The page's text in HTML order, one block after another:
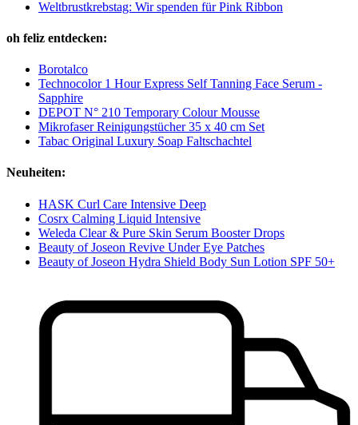
Weltbrustkrebstag: Wir spenden für Pink Ribbon
oh feliz entdecken:
Borotalco
Technocolor 1 Hour Express Self Tanning Face Serum -
Sapphire
DEPOT N° 210 Temporary Colour Mousse
Mikrofaser Reinigungstücher 35 x 40 cm Set
Tabac Original Luxury Soap Faltschachtel
Neuheiten:
HASK Curl Care Intensive Deep
Cosrx Calming Liquid Intensive
Weleda Clear & Pure Skin Serum Booster Drops
Beauty of Joseon Revive Under Eye Patches
Beauty of Joseon Hydra Shield Body Sun Lotion SPF 50+